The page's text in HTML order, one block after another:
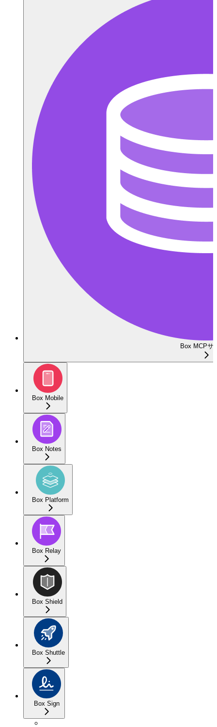
Box MCPサ
Box Mobile
Box Notes
Box Platform
Box Relay
Box Shield
Box Shuttle
Box Sign